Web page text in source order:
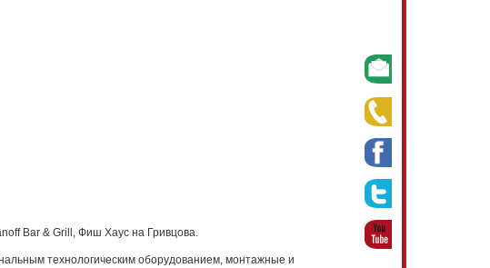
Bar & Grill, Фиш Хаус на Гривцова.
технологическим оборудованием, монтажные и